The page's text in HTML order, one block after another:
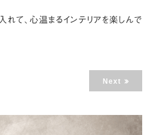
れて、心温まるインテリアを楽しんで
Next